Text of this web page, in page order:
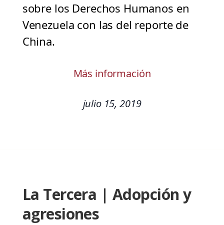
sobre los Derechos Humanos en
Venezuela con las del reporte de
China.
Más información
julio 15, 2019
La Tercera | Adopción y
agresiones